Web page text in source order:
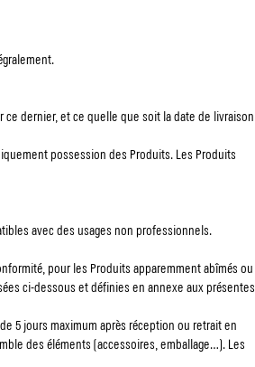
ce dernier, et ce quelle que soit la date de livraison
possession des Produits. Les Produits
avec des usages non professionnels.
pour les Produits apparemment abîmés ou
ci-dessous et définies en annexe aux présentes
5 jours maximum après réception ou retrait en
des éléments (accessoires, emballage...). Les